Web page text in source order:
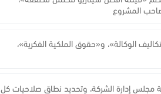
صاحب المشروع
الوكالة»، و«حقوق الملكية الفكرية»،
مجلس إدارة الشركة، وتحديد نطاق صلاحيات كل